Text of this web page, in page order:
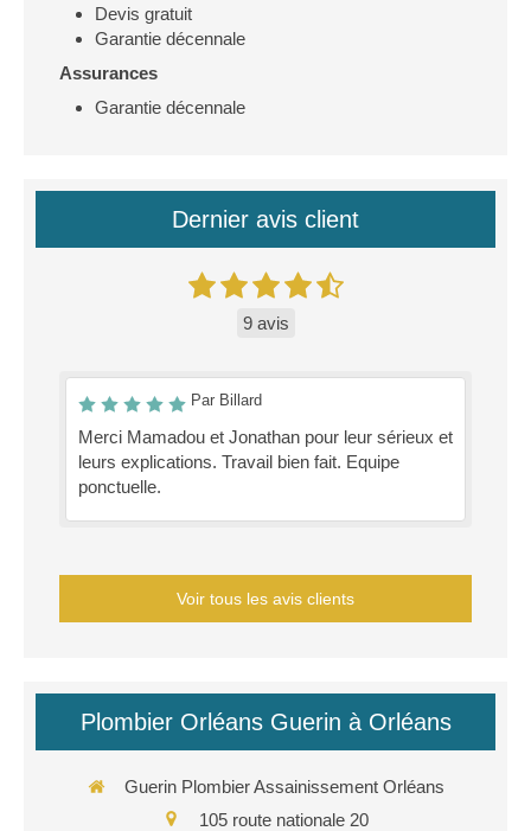
Devis gratuit
Garantie décennale
Assurances
Garantie décennale
Dernier avis client
9 avis
Par Billard
Merci Mamadou et Jonathan pour leur sérieux et
leurs explications. Travail bien fait. Equipe
ponctuelle.
Voir tous les avis clients
Plombier Orléans Guerin à Orléans
Guerin Plombier Assainissement Orléans
105 route nationale 20